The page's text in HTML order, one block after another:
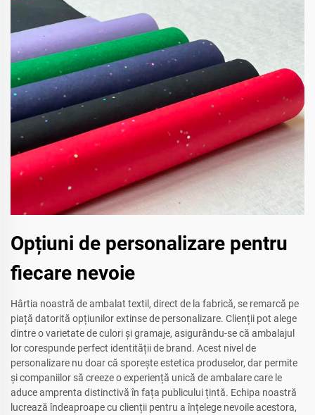
Opțiuni de personalizare pentru
fiecare nevoie
Hârtia noastră de ambalat textil, direct de la fabrică, se remarcă pe
piață datorită opțiunilor extinse de personalizare. Clienții pot alege
dintre o varietate de culori și gramaje, asigurându-se că ambalajul
lor corespunde perfect identității de brand. Acest nivel de
personalizare nu doar că sporește estetica produselor, dar permite
și companiilor să creeze o experiență unică de ambalare care le
aduce amprenta distinctivă în fața publicului țintă. Echipa noastră
lucrează îndeaproape cu clienții pentru a înțelege nevoile acestora,